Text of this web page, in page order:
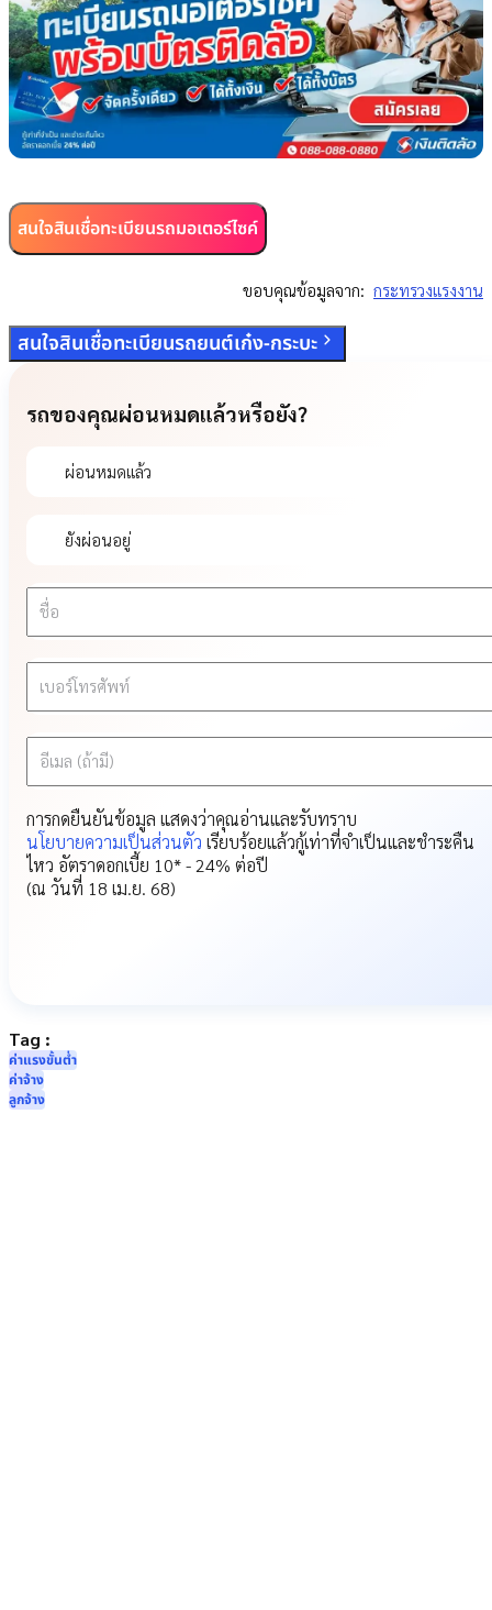
สนใจสินเชื่อทะเบียนรถมอเตอร์ไซค์
ขอบคุณข้อมูลจาก: กระทรวงแรงงาน
สนใจสินเชื่อทะเบียนรถยนต์เก๋ง-กระบะ
รถของคุณผ่อนหมดแล้วหรือยัง?
ผ่อนหมดแล้ว
ยังผ่อนอยู่
ชื่อ
เบอร์โทรศัพท์
อีเมล (ถ้ามี)
การกดยืนยันข้อมูล แสดงว่าคุณอ่านและรับทราบ
นโยบายความเป็นส่วนตัว เรียบร้อยแล้วกู้เท่าที่จำเป็นและชำระคืน
ไหว อัตราดอกเบี้ย 10* - 24% ต่อปี
(ณ วันที่ 18 เม.ย. 68)
Tag :
ค่าแรงขั้นต่ำ
ค่าจ้าง
ลูกจ้าง